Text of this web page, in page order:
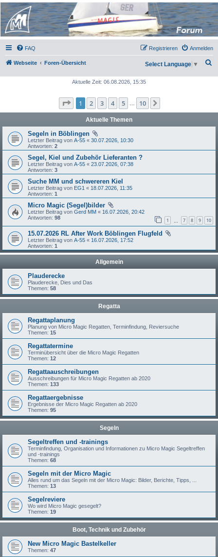
Micro Magic Forum
Deutschland
FAQ Anmelden
Registrieren
Webseite Foren-Übersicht Select Language ▼
Aktuelle Zeit: 06.08.2026, 15:35
Seite 1von 10
1 2 3 4 5 10
Aktuelle Themen
Segeln in Böblingen
Letzter Beitrag von A-55 « 30.07.2026, 10:30
Antworten: 2
Segel, Kiel und Zubehör Lieferanten ?
Letzter Beitrag von A-55 « 23.07.2026, 07:38
Antworten: 3
Suche MM und schwereren Kiel
Letzter Beitrag von EG1 « 18.07.2026, 11:35
Antworten: 1
Micro Magic (Segel)bilder
Letzter Beitrag von Gerd MM « 16.07.2026, 20:42
Antworten: 98 1 7 8 9 10
15.07.2026 RL After Work Böblingen Flugfeld
Letzter Beitrag von A-55 « 16.07.2026, 17:52
Antworten: 1
Allgemein
Plauderecke
Plauderecke, Dies und Das
Themen: 58
Regatta
Regattaplanung
Planung von Micro Magic Regatten, Terminfindung, Reviersuche
Themen: 15
Regattatermine
Terminübersicht über die Micro Magic Regatten
Themen: 12
Regattaauschreibungen
Ausschreibungen für Micro Magic Regatten ab 2020
Themen: 133
Regattaergebnisse
Ergebnisse der Micro Magic Regatten ab 2020
Themen: 95
Segeln
Segeltreffen und -trainings
Terminfindung, Organisation und Informationen zu Micro Magic Segeltreffen
und -trainings
Themen: 68
Segeln mit der Micro Magic
Alles rund um das Segeln mit der Micro Magic: Bilder, Berichte, Tipps, ...
Themen: 13
Segelreviere
Wo wird Micro Magic gesegelt?
Themen: 19
Boot, Technik und Zubehör
New Micro Magic Bastelkeller
Themen: 47